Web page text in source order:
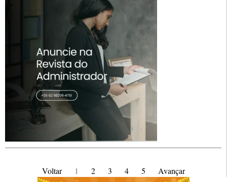
Voltar 1 2 3 4 5 Avançar